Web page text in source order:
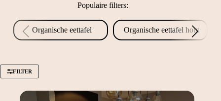
Populaire filters:
Organische eettafel Organische eettafel hout
FILTER